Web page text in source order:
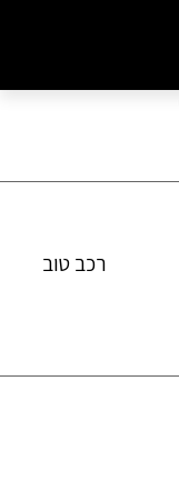
רכב טוב